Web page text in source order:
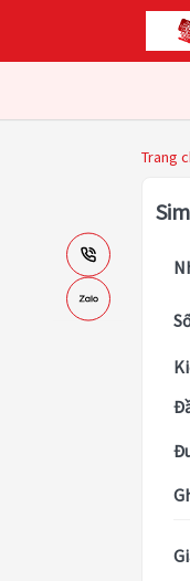
Trang